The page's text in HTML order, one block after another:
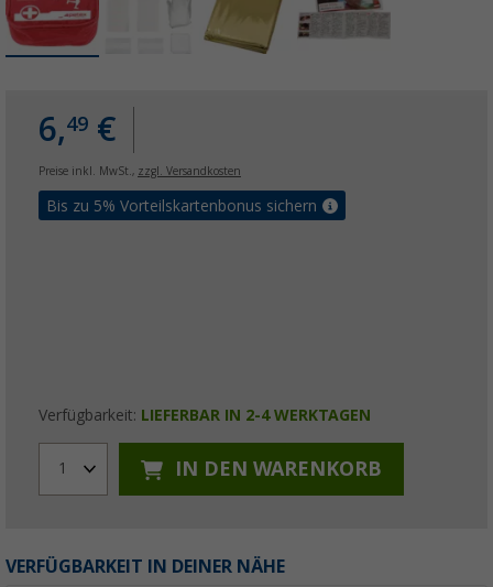
6,49 €
Preise inkl. MwSt., zzgl. Versandkosten
Bis zu 5% Vorteilskartenbonus sichern
Verfügbarkeit: LIEFERBAR IN 2-4 WERKTAGEN
1 IN DEN WARENKORB
VERFÜGBARKEIT IN DEINER NÄHE